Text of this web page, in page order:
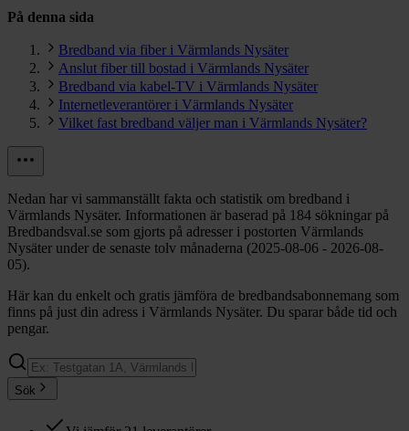
På denna sida
Bredband via fiber i Värmlands Nysäter
Anslut fiber till bostad i Värmlands Nysäter
Bredband via kabel-TV i Värmlands Nysäter
Internetleverantörer i Värmlands Nysäter
Vilket fast bredband väljer man i Värmlands Nysäter?
Nedan har vi sammanställt fakta och statistik om bredband i
Värmlands Nysäter. Informationen är baserad på 184 sökningar på
Bredbandsval.se som gjorts på adresser i postorten Värmlands
Nysäter under de senaste tolv månaderna (2025-08-06 - 2026-08-
05).
Här kan du enkelt och gratis jämföra de bredbandsabonnemang som
finns på just din adress i Värmlands Nysäter. Du sparar både tid och
pengar.
Sök